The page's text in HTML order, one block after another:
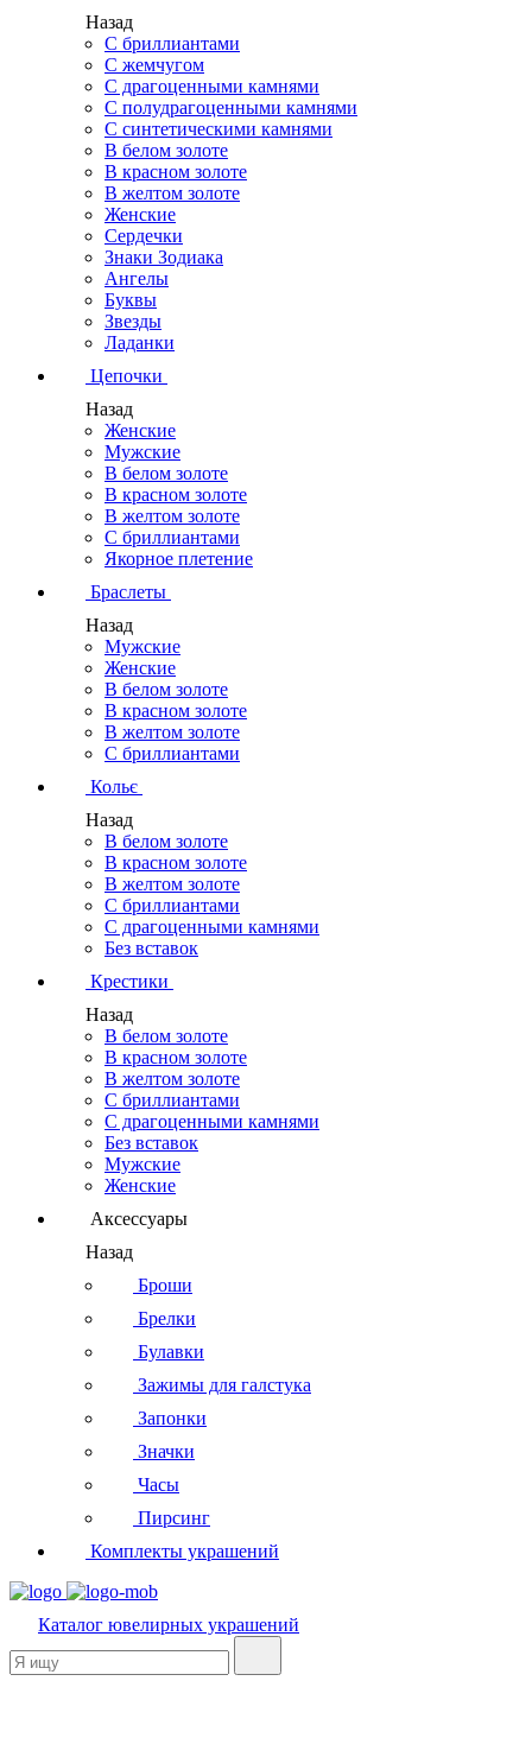
Назад
С бриллиантами
С жемчугом
С драгоценными камнями
С полудрагоценными камнями
С синтетическими камнями
В белом золоте
В красном золоте
В желтом золоте
Женские
Сердечки
Знаки Зодиака
Ангелы
Буквы
Звезды
Ладанки
Цепочки
Назад
Женские
Мужские
В белом золоте
В красном золоте
В желтом золоте
С бриллиантами
Якорное плетение
Браслеты
Назад
Мужские
Женские
В белом золоте
В красном золоте
В желтом золоте
С бриллиантами
Кольє
Назад
В белом золоте
В красном золоте
В желтом золоте
С бриллиантами
С драгоценными камнями
Без вставок
Крестики
Назад
В белом золоте
В красном золоте
В желтом золоте
С бриллиантами
С драгоценными камнями
Без вставок
Мужские
Женские
Аксессуары
Назад
Броши
Брелки
Булавки
Зажимы для галстука
Запонки
Значки
Часы
Пирсинг
Комплекты украшений
Каталог ювелирных украшений